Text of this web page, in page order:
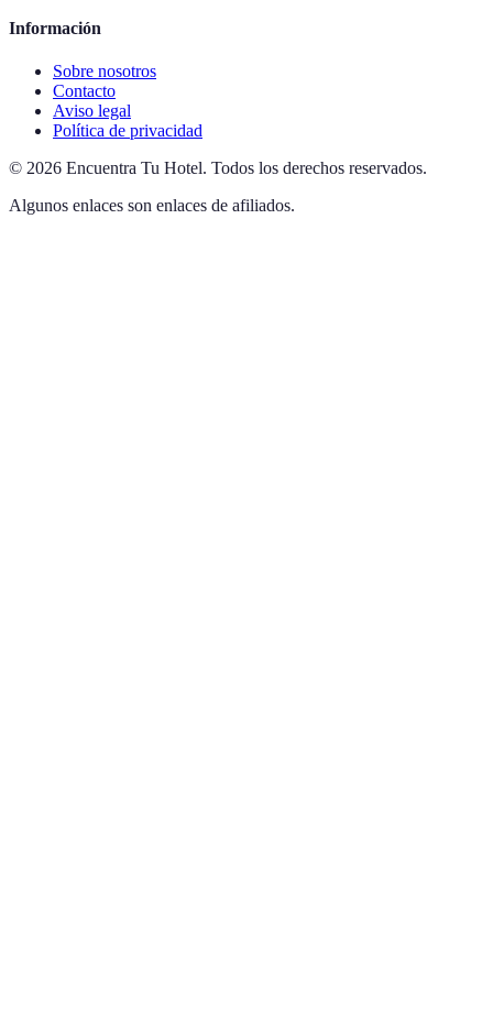
Información
Sobre nosotros
Contacto
Aviso legal
Política de privacidad
© 2026 Encuentra Tu Hotel. Todos los derechos reservados.
Algunos enlaces son enlaces de afiliados.